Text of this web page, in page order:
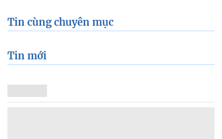
Tin cùng chuyên mục
Tin mới